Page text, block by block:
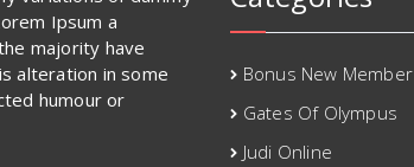
Ipsum a
majority have
alteration in some
humour or
Bonus New Member
Gates Of Olympus
Judi Online